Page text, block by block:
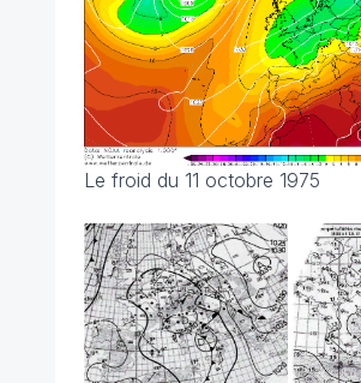
Le froid du 11 octobre 1975